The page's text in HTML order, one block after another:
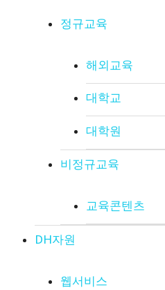
정규교육
해외교육
대학교
대학원
비정규교육
교육콘텐츠
DH자원
웹서비스